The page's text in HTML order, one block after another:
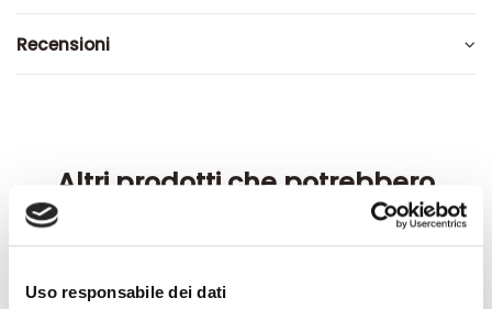
Uso responsabile dei dati
Recensioni
Altri prodotti che potrebbero